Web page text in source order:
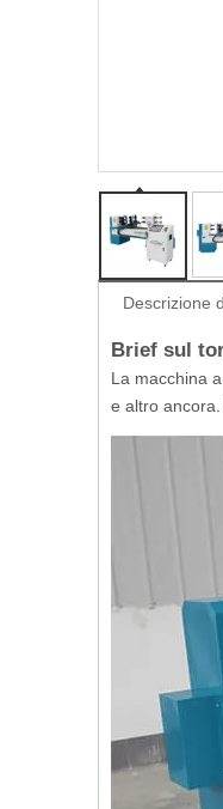
Descrizione
Brief sul
La macchina
e altro